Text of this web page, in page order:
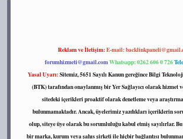
Reklam ve İletişim:E-mail:
forumhizmeti@gmail.comWhatsapp: 0262 606 0 726
Yasal Uyarı:Sitemiz, 5651 Sayılı Kanun gereğince Bilgi
(BTK) tarafından onaylanmış bir Yer Sağlayıcı olarak hizmet
sitedeki içerikleri proaktif olarak denetleme veya
bulunmamaktadır. Ancak, üyelerimiz yazdıkları içeriklerin
olup, siteye üye olarak bu sorumluluğu kabul etmiş sayılırlar.
bir marka, kurum veya şahıs şirketi ile hiçbir bağlantısı